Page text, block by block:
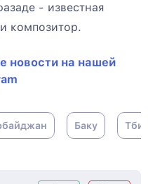
- известная
композитор.
новости на нашей
Баку